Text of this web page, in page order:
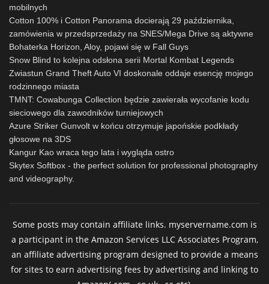
mobilnych
Cotton 100% i Cotton Panorama docierają 29 października,
zamówienia w przedsprzedaży na SNES/Mega Drive są aktywne
Bohaterka Horizon, Aloy, pojawi się w Fall Guys
Snow Blind to kolejna odsłona serii Mortal Kombat Legends
Zwiastun Grand Theft Auto VI doskonale oddaje esencję mojego
rodzinnego miasta
TMNT: Cowabunga Collection będzie zawierała wycofanie kodu
sieciowego dla zawodników turniejowych
Azure Striker Gunvolt w końcu otrzymuje japońskie podkłady
głosowe na 3DS
Kangur Kao wraca tego lata i wygląda ostro
Skytex Softbox - the perfect solution for professional photography
and videography.
Some posts may contain affiliate links. myservername.com is
a participant in the Amazon Services LLC Associates Program,
an affiliate advertising program designed to provide a means
for sites to earn advertising fees by advertising and linking to